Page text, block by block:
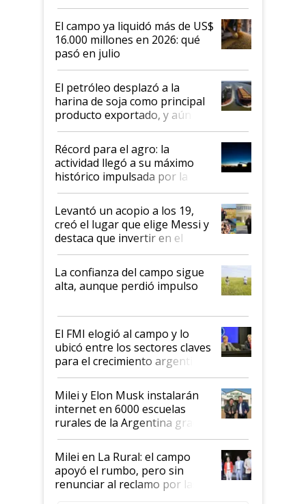
El campo ya liquidó más de US$
16.000 millones en 2026: qué
pasó en julio
El petróleo desplazó a la
harina de soja como principal
producto exportado, y aún así
el agro aportó casi seis de cada
diez dólares y sostuvo el
liderazgo en un semestre
récord
Récord para el agro: la
actividad llegó a su máximo
histórico impulsada por la
cosecha y las exportaciones
Levantó un acopio a los 19,
creó el lugar que elige Messi y
destaca que invertir en el
kirchnerismo era como "darle
plata a un hijo para droga":
Juan Félix Rossetti, el libertario
que de una dura crisis salió
de Milei
La confianza del campo sigue
alta, aunque perdió impulso
El FMI elogió al campo y lo
ubicó entre los sectores claves
para el crecimiento argentino
Milei y Elon Musk instalarán
internet en 6000 escuelas
rurales de la Argentina gracias
a un acuerdo con Starlink
Milei en La Rural: el campo
apoyó el rumbo, pero sin
renunciar al reclamo por las